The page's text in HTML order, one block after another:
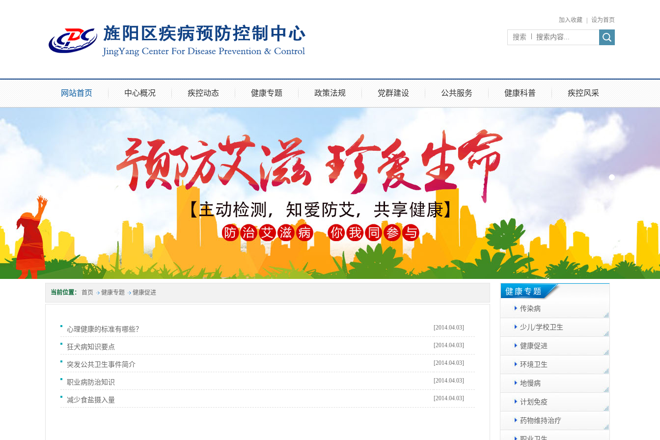
加入收藏 设为首页
搜索
网站首页 中心概况 疾控动态 健康专题 政策法规 党群建设 公共服务 健康科普 疾控风采
当前位置： 首页 健康专题 健康促进
心理健康的标准有哪些？ [2014.04.03]
狂犬病知识要点 [2014.04.03]
突发公共卫生事件简介 [2014.04.03]
职业病防治知识 [2014.04.03]
减少食盐摄入量 [2014.04.03]
健康专题
传染病
少儿/学校卫生
健康促进
环境卫生
地慢病
计划免疫
药物维持治疗